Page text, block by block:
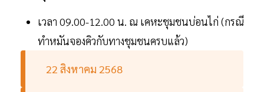
เวลา 09.00-12.00 น. ณ เคหะชุมชนบ่อนไก่ (กรณี
ทำหมันจองคิวกับทางชุมชนครบแล้ว)
22 สิงหาคม 2568